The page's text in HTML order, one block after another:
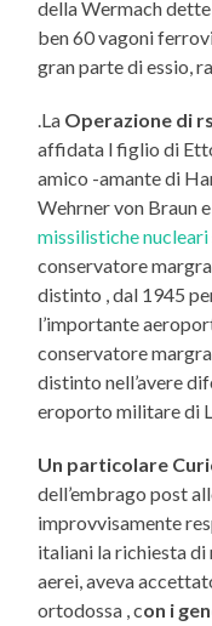
della Wermach
ben 60 vagoni
gran parte di essio,
.La Operazione di
affidata l figlio di
amico -amante di
Wehrner von Braun
missilistiche nucleari
conservatore
distinto , dal 1945
l’importante
conservatore
distinto nell’avere
eroporto militare di
Un particolare
dell’embrago post
improvvisamente
italiani la richiesta
aerei, aveva
ortodossa , con i